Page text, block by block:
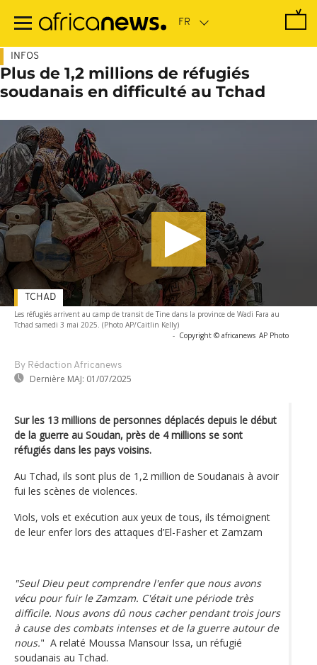
contenu
INFOS
Plus de 1,2 millions de réfugiés
soudanais en difficulté au Tchad
Les réfugiés arrivent au camp de transit de Tine dans la province de Wadi Fara au
Tchad samedi 3 mai 2025. (Photo AP/Caitlin Kelly)
- Copyright © africanews AP Photo
By Rédaction Africanews
Dernière MAJ: 01/07/2025
TCHAD
Sur les 13 millions de personnes déplacés depuis le début
de la guerre au Soudan, près de 4 millions se sont
réfugiés dans les pays voisins.
Au Tchad, ils sont plus de 1,2 million de Soudanais à avoir
fui les scènes de violences.
Viols, vols et exécution aux yeux de tous, ils témoignent
de leur enfer lors des attaques d’El-Fasher et Zamzam
"Seul Dieu peut comprendre l'enfer que nous avons
vécu pour fuir le Zamzam. C'était une période très
difficile. Nous avons dû nous cacher pendant trois jours
à cause des combats intenses et de la guerre autour de
nous." A relaté Moussa Mansour Issa, un réfugié
soudanais au Tchad.